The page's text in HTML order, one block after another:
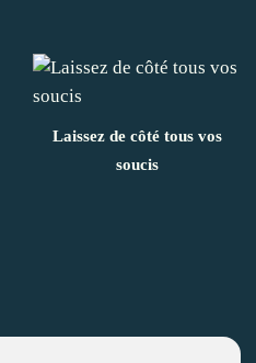
Laissez de côté tous vos
soucis